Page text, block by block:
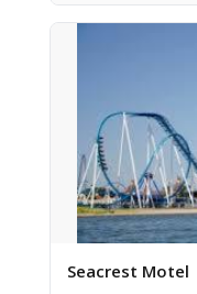
Seacrest Motel